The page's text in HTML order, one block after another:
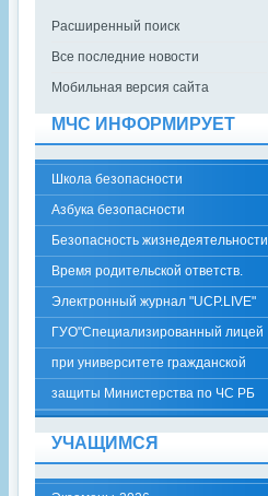
Расширенный поиск
Все последние новости
Мобильная версия сайта
МЧС ИНФОРМИРУЕТ
Школа безопасности
Азбука безопасности
Безопасность жизнедеятельности
Время родительской ответств.
Электронный журнал "UCP.LIVE"
ГУО"Специализированный лицей
при университете гражданской
защиты Министерства по ЧС РБ
УЧАЩИМСЯ